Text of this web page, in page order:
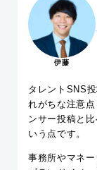
伊藤
タレントSNS
れがちな注意
ンサー投稿と
いう点です。
事務所やマネ